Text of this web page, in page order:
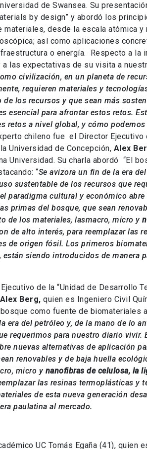
de Swansea. Su
by design” y abordó los
materiales, desde la escala atómica y
así como aplicaciones
o energía. Respecto a la
las expectativas de su visita a
civilización, en un planeta de
requieren materiales y
los recursos y que sean más
esencial para afrontar estos retos.
retos a nivel global, y cómo
chileno fue el Director Ejecutivo
Universidad de Concepción, Alex
Universidad. Su charla abordó “El
“Se avizora un fin de la era
sustentable de los recursos que
paradigma cultural y económico
primas del bosque, que sean
de los materiales, lasmacro, micro y
de alto interés, para reemplazar las
de origen fósil. Los primeros
siendo introducidos de manera
de la “Unidad de Desarrollo
Alex Berg, quien es Ingeniero Civil
como fuente de biomateriales
era del petróleo y, de la mano de lo
requerimos para nuestro diario vivir.
nuevas alternativas de aplicación
renovables y de baja huella
micro y nanofibras de celulosa, la
las resinas termoplásticas y
de esta nueva generación
paulatina al mercado.
UC Tomás Egaña (41), quien